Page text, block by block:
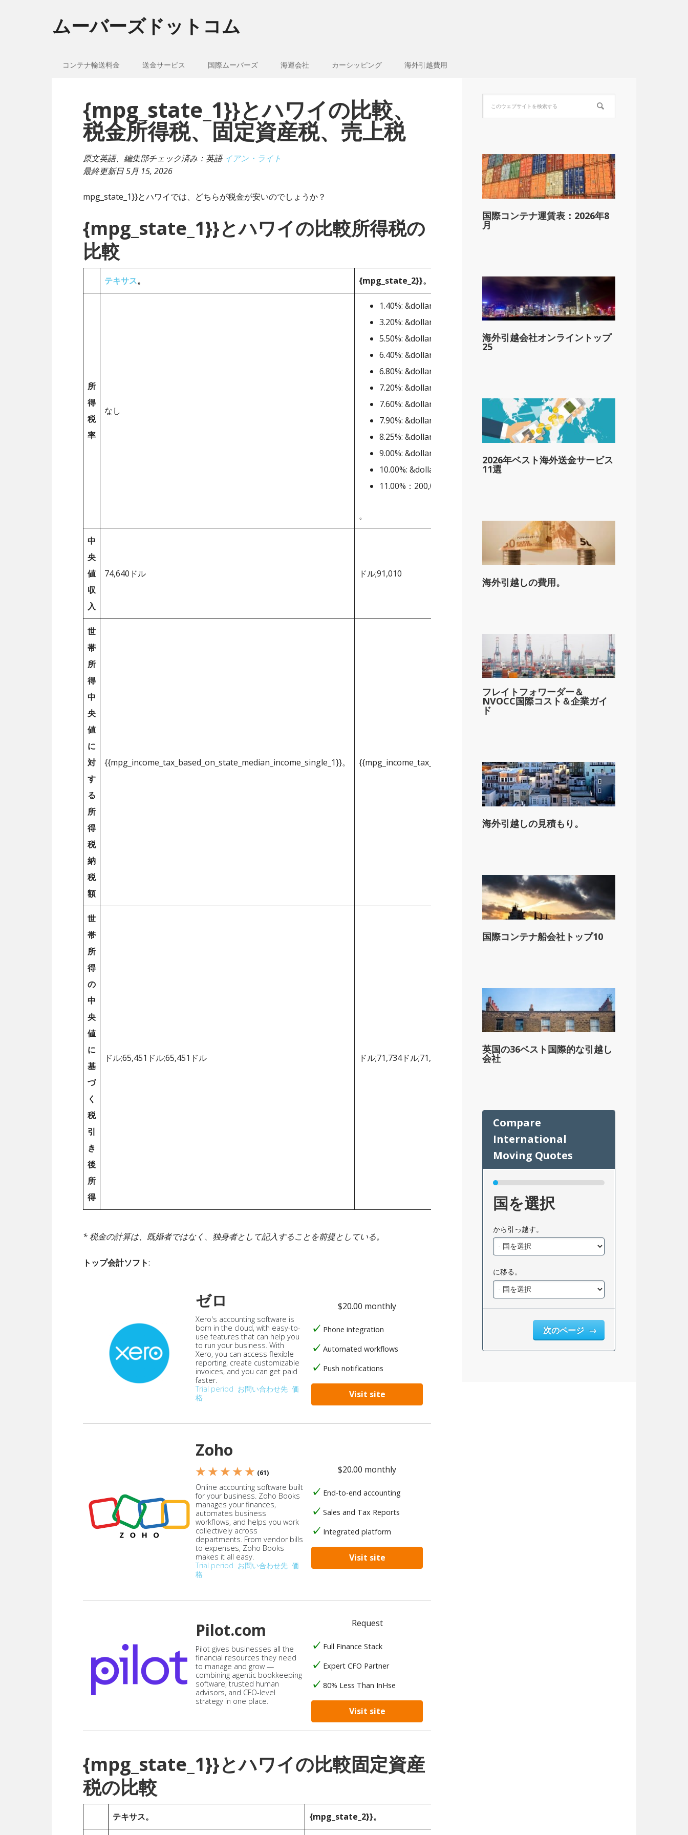
ムーバーズドットコム
コンテナ輸送料金 送金サービス 国際ムーバーズ 海運会社 カーシッピング 海外引越費用
{mpg_state_1}}とハワイの比較、
税金所得税、固定資産税、売上税
原文英語、編集部チェック済み：英語イアン・ライト
最終更新日5月 15, 2026
mpg_state_1}}とハワイでは、どちらが税金が安いのでしょうか？
{mpg_state_1}}とハワイの比較所得税の
比較
テキサス。 {mpg_state_2}}。
所
得
税
率
なし
1.40%: &dollar;0-&dollar;2,400
3.20%: &dollar;2,401-&dollar;4,800
5.50%: &dollar;4,801-&dollar;9,600
6.40%: &dollar;9,601-&dollar;14,400
6.80%: &dollar;14401-&dollar;19,200
7.20%: &dollar;19201-&dollar;24,000
7.60%: &dollar;24,001-&dollar;36,000
7.90%: &dollar;36,001-&dollar;48,000
8.25%: &dollar;48,001-&dollar;150,000
9.00%: &dollar;15,0001-&dollar;175,000
10.00%: &dollar;175,001-&dollar;200,000
11.00%：200,001ドル以上
。
中
央
値
収
入
74,640ドル ドル;91,010
世
帯
所
得
中
央
値
に
対
す
る
所
得
税
納
税
額
{{mpg_income_tax_based_on_state_median_income_single_1}}。 {{mpg_income_tax_based_on_state_median_single_2}}。
世
帯
所
得
の
中
央
値
に
基
づ
く
税
引
き
後
所
得
ドル;65,451ドル;65,451ドル ドル;71,734ドル;71,734ドル
* 税金の計算は、既婚者ではなく、独身者として記入することを前提としている。
トップ会計ソフト:
ゼロ
Xero's accounting software is
born in the cloud, with easy-to-
use features that can help you
to run your business. With
Xero, you can access flexible
reporting, create customizable
invoices, and you can get paid
faster.
Trial period お問い合わせ先 価
格
$20.00 monthly
Phone integration
Automated workflows
Push notifications
Visit site
Zoho
★ ★ ★ ★ ★ (61)
Online accounting software built
for your business. Zoho Books
manages your finances,
automates business
workflows, and helps you work
collectively across
departments. From vendor bills
to expenses, Zoho Books
makes it all easy.
Trial period お問い合わせ先 価
格
$20.00 monthly
End-to-end accounting
Sales and Tax Reports
Integrated platform
Visit site
Pilot.com
Pilot gives businesses all the
financial resources they need
to manage and grow —
combining agentic bookkeeping
software, trusted human
advisors, and CFO-level
strategy in one place.
Request
Full Finance Stack
Expert CFO Partner
80% Less Than InHse
Visit site
{mpg_state_1}}とハワイの比較固定資産
税の比較
テキサス。 {mpg_state_2}}。
国際コンテナ運賃表：2026年8
月
海外引越会社オンライントップ
25
2026年ベスト海外送金サービス
11選
海外引越しの費用。
フレイトフォワーダー＆
NVOCC国際コスト＆企業ガイ
ド
海外引越しの見積もり。
国際コンテナ船会社トップ10
英国の36ベスト国際的な引越し
会社
国を選択
から引っ越す。
に移る。
次のページ